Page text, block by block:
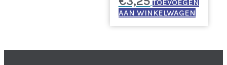
TOEVOEGEN
AAN WINKELWAGEN